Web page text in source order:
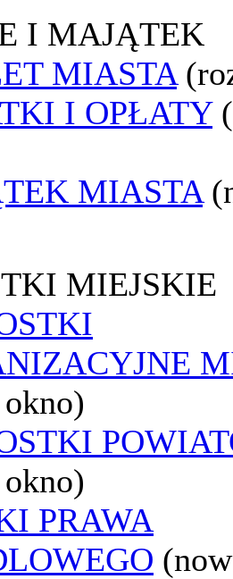
I MAJĄTEK
MIASTA
I OPŁATY
MIASTA
MIEJSKIE
PRAWA